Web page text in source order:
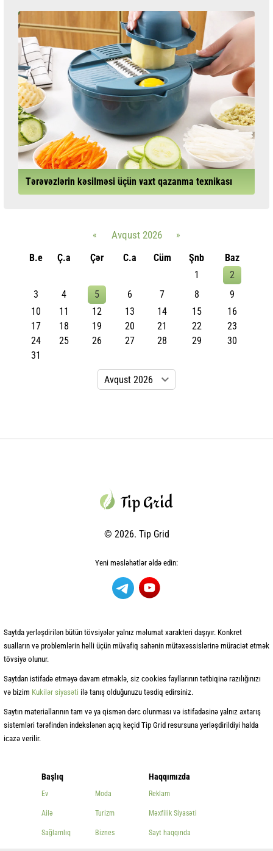
Tərəvəzlərin kəsilməsi üçün vaxt qazanma texnikası
« Avqust 2026
»
B.e
Ç.a Çər C.a Cüm Şnb
Baz
1
2
3
4 5 6 7 8
9
10
11 12 13 14 15
16
17
18 19 20 21 22
23
24
25 26 27 28 29
30
31
© 2026. Tip Grid
Yeni məsləhətlər əldə edin:
Başlıq
Ev
Ailə
Sağlamlıq
Moda
Turizm
Biznes
Haqqımızda
Reklam
Məxfilik Siyasəti
Sayt haqqında
Saytda yerləşdirilən bütün tövsiyələr yalnız məlumat xarakteri daşıyır. Konkret
sualların və problemlərin həlli üçün müvafiq sahənin mütəxəssislərinə müraciət etmək
tövsiyə olunur.
Saytdan istifadə etməyə davam etməklə, siz cookies fayllarının tətbiqinə razılığınızı
və bizim Kukilər siyasəti ilə tanış olduğunuzu təsdiq edirsiniz.
Saytın materiallarının tam və ya qismən dərc olunması və istifadəsinə yalnız axtarış
sistemləri tərəfindən indekslənən açıq keçid Tip Grid resursuna yerləşdirildiyi halda
icazə verilir.